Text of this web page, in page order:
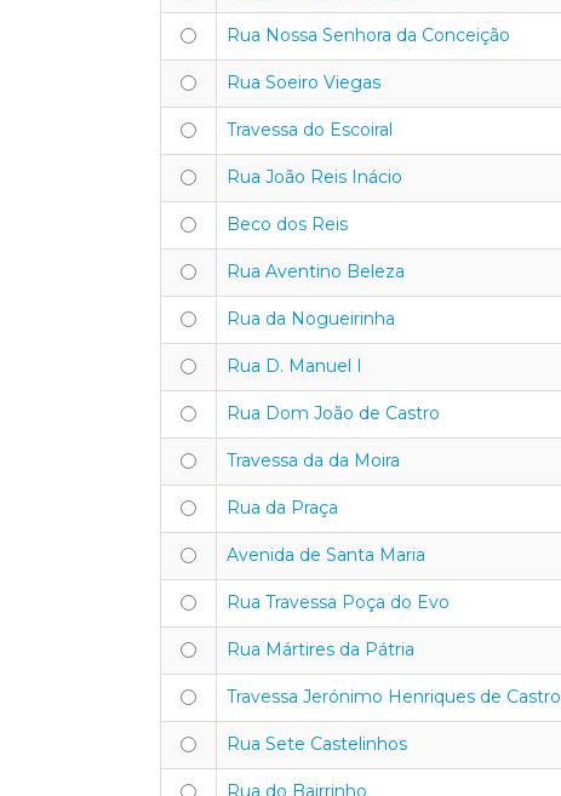
Rua Nossa Senhora da Conceição
Rua Soeiro Viegas
Travessa do Escoiral
Rua João Reis Inácio
Beco dos Reis
Rua Aventino Beleza
Rua da Nogueirinha
Rua D. Manuel I
Rua Dom João de Castro
Travessa da da Moira
Rua da Praça
Avenida de Santa Maria
Rua Travessa Poça do Evo
Rua Mártires da Pátria
Travessa Jerónimo Henriques de Castro
Rua Sete Castelinhos
Rua do Bairrinho